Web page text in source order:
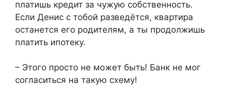
платишь кредит за чужую собственность.
Если Денис с тобой разведётся, квартира
останется его родителям, а ты продолжишь
платить ипотеку.
– Этого просто не может быть! Банк не мог
согласиться на такую схему!